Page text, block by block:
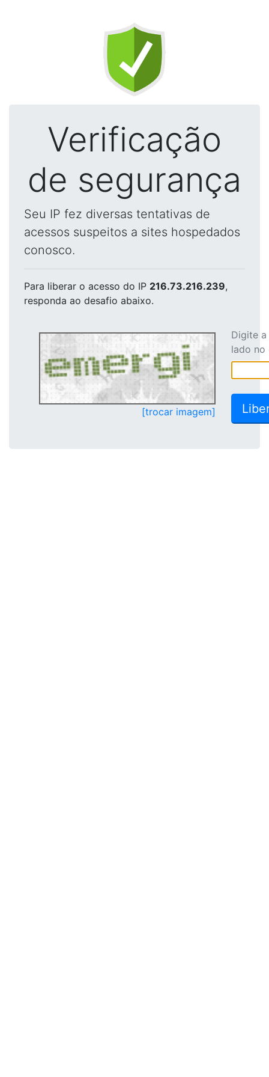
Verificação
de segurança
Seu IP fez diversas tentativas de
acessos suspeitos a sites hospedados
conosco.
Para liberar o acesso do IP 216.73.216.239,
responda ao desafio abaixo.
[trocar imagem]
Digite
lado no